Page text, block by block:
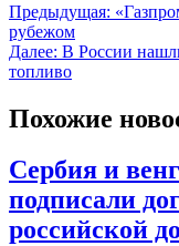
Предыдущая:
рубежом
Далее: В России
топливо
Похожие
Сербия и
подписали
российской